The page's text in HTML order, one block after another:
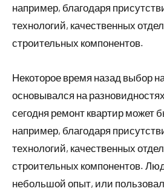
например, благодаря
технологий, качественных
строительных компонентов.
Некоторое время назад выбор
основывался на
сегодня ремонт квартир может
например, благодаря
технологий, качественных
строительных компонентов.
небольшой опыт, или